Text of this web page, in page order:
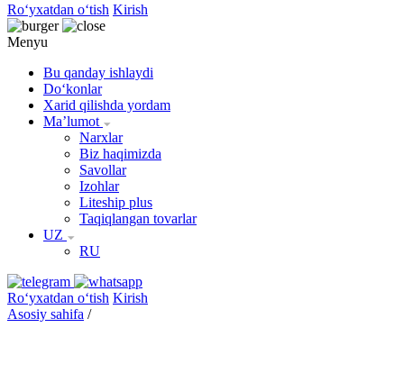
Roʻyxatdan oʻtish Kirish
Menyu
Bu qanday ishlaydi
Doʻkonlar
Xarid qilishda yordam
Maʼlumot
Narxlar
Biz haqimizda
Savollar
Izohlar
Liteship plus
Taqiqlangan tovarlar
UZ
RU
Roʻyxatdan oʻtish Kirish
Asosiy sahifa /